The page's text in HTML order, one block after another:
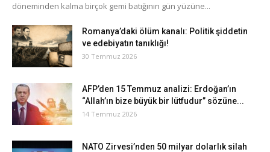
döneminden kalma birçok gemi batığının gün yüzüne...
Romanya’daki ölüm kanalı: Politik şiddetin
ve edebiyatın tanıklığı!
30 Temmuz 2026
AFP’den 15 Temmuz analizi: Erdoğan’ın
“Allah’ın bize büyük bir lütfudur” sözüne...
14 Temmuz 2026
NATO Zirvesi’nden 50 milyar dolarlık silah